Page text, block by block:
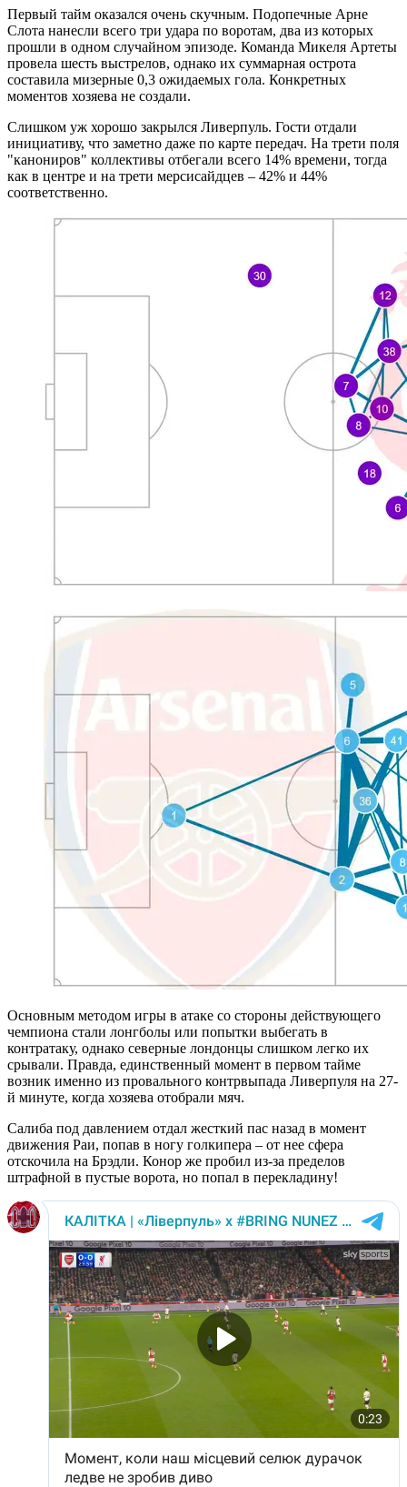
Первый тайм оказался очень скучным. Подопечные Арне
Слота нанесли всего три удара по воротам, два из которых
прошли в одном случайном эпизоде. Команда Микеля Артеты
провела шесть выстрелов, однако их суммарная острота
составила мизерные 0,3 ожидаемых гола. Конкретных
моментов хозяева не создали.
Слишком уж хорошо закрылся Ливерпуль. Гости отдали
инициативу, что заметно даже по карте передач. На трети поля
"канониров" коллективы отбегали всего 14% времени, тогда
как в центре и на трети мерсисайдцев – 42% и 44%
соответственно.
Основным методом игры в атаке со стороны действующего
чемпиона стали лонгболы или попытки выбегать в
контратаку, однако северные лондонцы слишком легко их
срывали. Правда, единственный момент в первом тайме
возник именно из провального контрвыпада Ливерпуля на 27-
й минуте, когда хозяева отобрали мяч.
Салиба под давлением отдал жесткий пас назад в момент
движения Раи, попав в ногу голкипера – от нее сфера
отскочила на Брэдли. Конор же пробил из-за пределов
штрафной в пустые ворота, но попал в перекладину!